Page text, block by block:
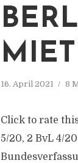
16. April 2021 8
Click to rate
5/20, 2 BvL 4/